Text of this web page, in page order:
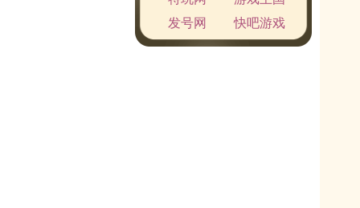
发号网
快吧游戏